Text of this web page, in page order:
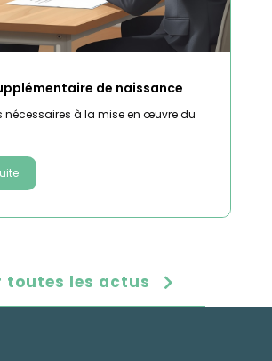
de naissance
nécessaires à la mise en œuvre du
toutes les actus